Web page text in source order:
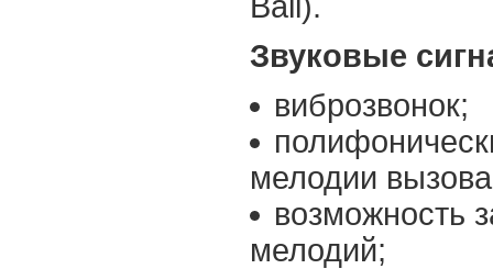
Звуковые
виброзвонок;
мелодии
возможность
мелодий;